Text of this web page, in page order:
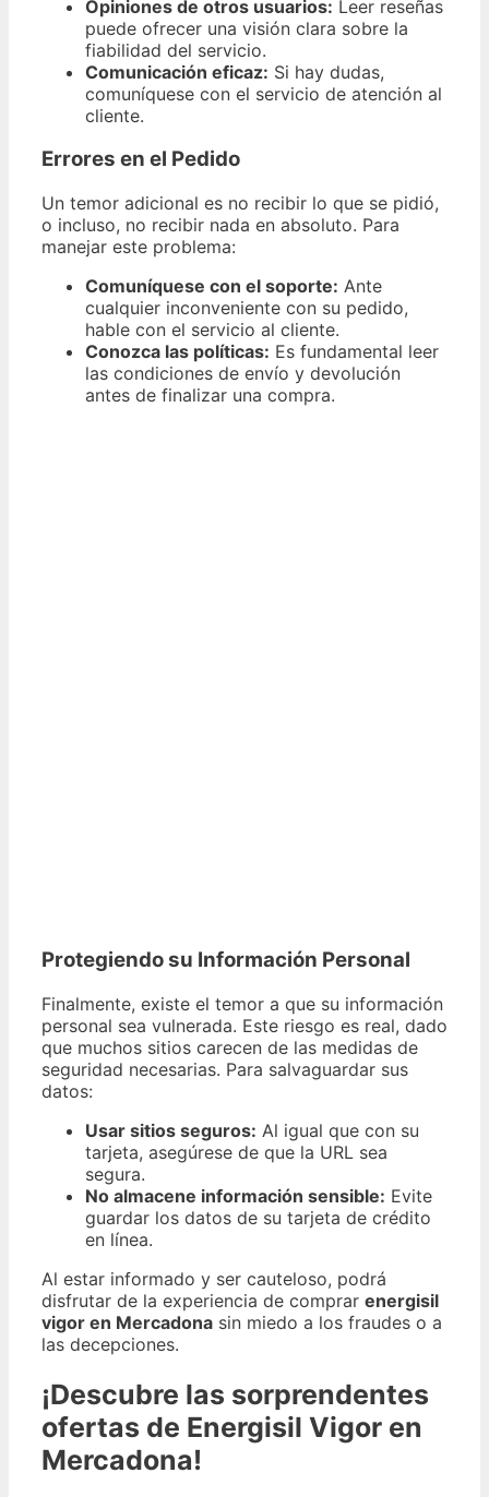
Opiniones de otros usuarios: Leer reseñas
puede ofrecer una visión clara sobre la
fiabilidad del servicio.
Comunicación eficaz: Si hay dudas,
comuníquese con el servicio de atención al
cliente.
Errores en el Pedido
Un temor adicional es no recibir lo que se pidió,
o incluso, no recibir nada en absoluto. Para
manejar este problema:
Comuníquese con el soporte: Ante
cualquier inconveniente con su pedido,
hable con el servicio al cliente.
Conozca las políticas: Es fundamental leer
las condiciones de envío y devolución
antes de finalizar una compra.
Protegiendo su Información Personal
Finalmente, existe el temor a que su información
personal sea vulnerada. Este riesgo es real, dado
que muchos sitios carecen de las medidas de
seguridad necesarias. Para salvaguardar sus
datos:
Usar sitios seguros: Al igual que con su
tarjeta, asegúrese de que la URL sea
segura.
No almacene información sensible: Evite
guardar los datos de su tarjeta de crédito
en línea.
Al estar informado y ser cauteloso, podrá
disfrutar de la experiencia de comprar energisil
vigor en Mercadona sin miedo a los fraudes o a
las decepciones.
¡Descubre las sorprendentes
ofertas de Energisil Vigor en
Mercadona!